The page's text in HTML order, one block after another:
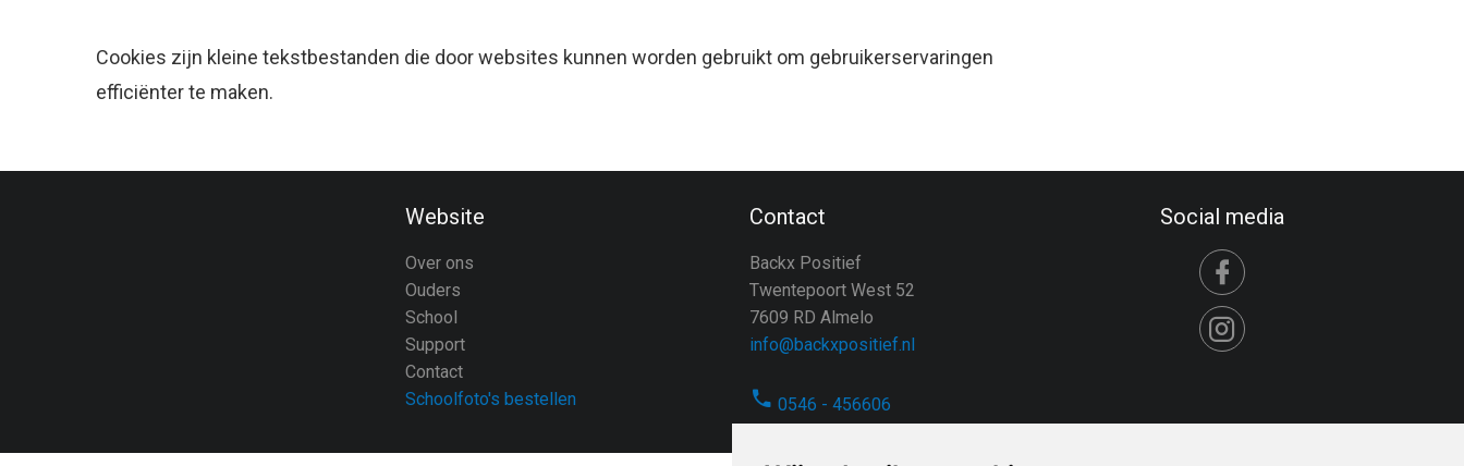
Cookies zijn kleine tekstbestanden die door websites kunnen worden gebruikt om gebruikerservaringen
efficiënter te maken.
Website
Over ons
Ouders
School
Support
Contact
Schoolfoto's bestellen
Contact
Backx Positief
Twentepoort West 52
7609 RD Almelo
info@backxpositief.nl
0546 - 456606
Social media